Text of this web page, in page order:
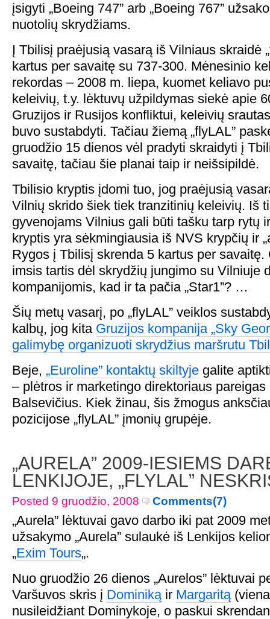
įsigyti „Boeing 747” arb „Boeing 767”
nuotolių skrydžiams.
Į Tbilisį praėjusią vasarą iš Vilniaus skraidė
kartus per savaitę su 737-300. Mėnesinio
rekordas – 2008 m. liepa, kuomet keliavo
keleivių, t.y. lėktuvų užpildymas siekė apie
Gruzijos ir Rusijos konfliktui, keleivių
buvo sustabdyti. Tačiau žiemą „flyLAL”
gruodžio 15 dienos vėl pradyti skraidyti į
savaitę, tačiau šie planai taip ir neišsipildė.
Tbilisio kryptis įdomi tuo, jog praėjusią
Vilnių skrido šiek tiek tranzitinių keleivių. Iš
gyvenojams Vilnius gali būti tašku tarp rytų
kryptis yra sėkmingiausia iš NVS krypčių ir
Rygos į Tbilisį skrenda 5 kartus per savaitę.
imsis tartis dėl skrydžių jungimo su Vilniuje
kompanijomis, kad ir ta pačia „Star1”? …
Šių metų vasarį, po „flyLAL” veiklos
kalbų, jog kita Gruzijos kompanija „Sky
galimybę organizuoti skrydžius maršrutu
Beje, „Euroline” kontaktų skiltyje galite
– plėtros ir marketingo direktoriaus
Balsevičius. Kiek žinau, šis žmogus
pozicijose „flyLAL” įmonių grupėje.
„AURELA” 2009-IESIEMS
LENKIJOJE, „FLYLAL”
Posted 9 gruodžio, 2008 Comments(7)
„Aurela” lėktuvai gavo darbo iki pat 2009
užsakymo „Aurela” sulaukė iš Lenkijos
„Exim Tours„.
Nuo gruodžio 26 dienos „Aurelos” lėktuvai
Varšuvos skris į Dominikąir Margaritą
nusileidžiant Dominykoje, o paskui